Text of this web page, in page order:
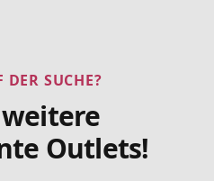
DER SUCHE?
Outlets!